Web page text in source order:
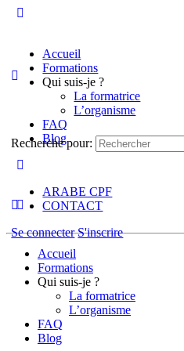
Accueil
Formations
Qui suis-je ?
La formatrice
L’organisme
FAQ
Blog
ARABE CPF
CONTACT
Se connecter S'inscrire
Recherche pour:
Accueil
Formations
Qui suis-je ?
La formatrice
L’organisme
FAQ
Blog